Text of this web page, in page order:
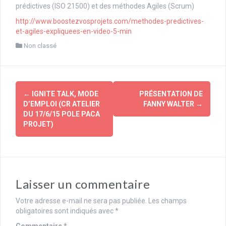
prédictives (ISO 21500) et des méthodes Agiles (Scrum)
http://www.boostezvosprojets.com/methodes-predictives-
et-agiles-expliquees-en-video-5-min
Non classé
Navigation
d'article
←
IGNITE TALK, MODE
D’EMPLOI (CR ATELIER
DU 17/6/15 POLE PACA
PROJET)
PRÉSENTATION DE
FANNY WALTER →
Laisser un commentaire
Votre adresse e-mail ne sera pas publiée.
Les champs
obligatoires sont indiqués avec*